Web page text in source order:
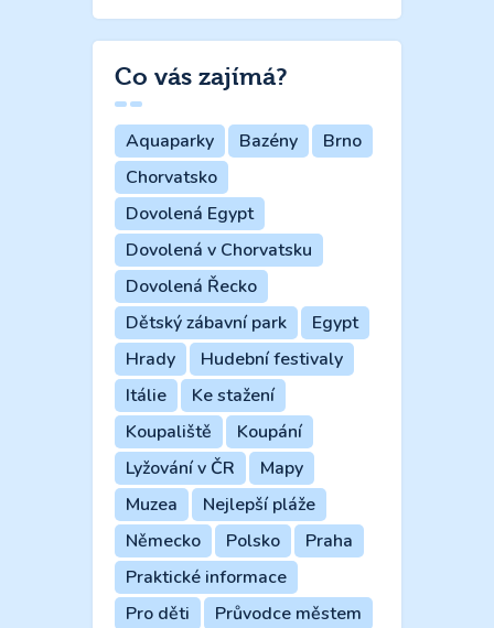
Co vás zajímá?
Aquaparky Bazény
Brno
Chorvatsko
Dovolená Egypt
Dovolená v Chorvatsku
Dovolená Řecko
Dětský zábavní park
Egypt
Hrady
Hudební festivaly
Itálie
Ke stažení
Koupaliště
Koupání
Lyžování v ČR
Mapy
Muzea
Nejlepší pláže
Německo
Polsko
Praha
Praktické informace
Pro děti
Průvodce městem